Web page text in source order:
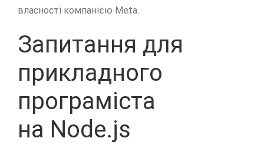
власності компанією Meta.
Запитання для
прикладного
програміста
на Node.js